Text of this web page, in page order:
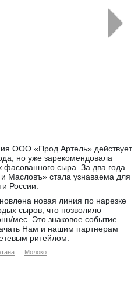
ООО «Прод Артель» действует
но уже зарекомендовала
сыра. За два года
Масловъ» стала узнаваема для
России.
новая линия по нарезке
сыров, что позволило
мес. Это знаковое событие
Нам и нашим партнерам
ритейлом.
Молоко